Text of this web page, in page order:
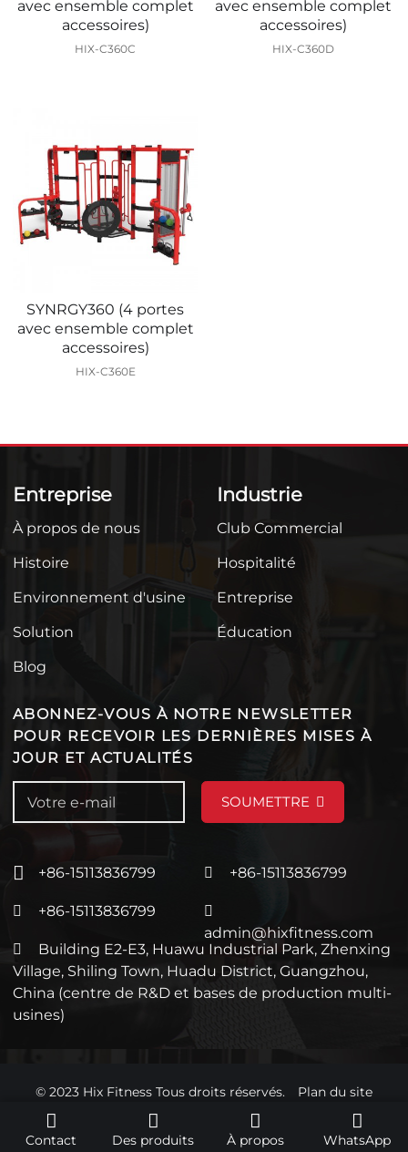
avec ensemble complet
accessoires)
HIX-C360C
avec ensemble complet
accessoires)
HIX-C360D
SYNRGY360 (4 portes
avec ensemble complet
accessoires)
HIX-C360E
Entreprise
À propos de nous
Histoire
Environnement d'usine
Solution
Blog
Industrie
Club Commercial
Hospitalité
Entreprise
Éducation
ABONNEZ-VOUS À NOTRE NEWSLETTER
POUR RECEVOIR LES DERNIÈRES MISES À
JOUR ET ACTUALITÉS
SOUMETTRE
+86-15113836799 +86-15113836799
+86-15113836799
admin@hixfitness.com
Building E2-E3, Huawu Industrial Park, Zhenxing
Village, Shiling Town, Huadu District, Guangzhou,
China (centre de R&D et bases de production multi-
usines)
© 2023 Hix Fitness Tous droits réservés. Plan du site
Contact Des produits À propos WhatsApp